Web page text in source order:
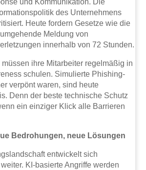
und Kommunikation. Die
des Unternehmens
Heute fordern Gesetze wie die
Meldung von
innerhalb von 72 Stunden.
ihre Mitarbeiter regelmäßig in
schulen. Simulierte Phishing-
verpönt waren, sind heute
Denn der beste technische Schutz
ein einziger Klick alle Barrieren
Bedrohungen, neue Lösungen
entwickelt sich
KI-basierte Angriffe werden